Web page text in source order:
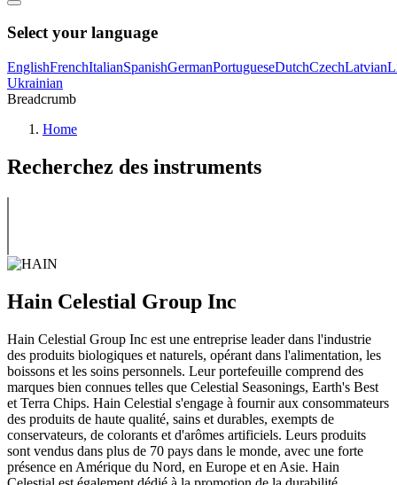
Select your language
EnglishFrenchItalianSpanishGermanPortugueseDutchCzechLatvian
Ukrainian
Breadcrumb
Home
Recherchez des instruments
Hain Celestial Group Inc
Hain Celestial Group Inc est une entreprise leader dans l'industrie
des produits biologiques et naturels, opérant dans l'alimentation, les
boissons et les soins personnels. Leur portefeuille comprend des
marques bien connues telles que Celestial Seasonings, Earth's Best
et Terra Chips. Hain Celestial s'engage à fournir aux consommateurs
des produits de haute qualité, sains et durables, exempts de
conservateurs, de colorants et d'arômes artificiels. Leurs produits
sont vendus dans plus de 70 pays dans le monde, avec une forte
présence en Amérique du Nord, en Europe et en Asie. Hain